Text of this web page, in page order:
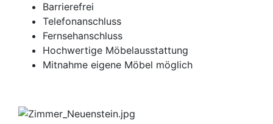
Barrierefrei
Telefonanschluss
Fernsehanschluss
Hochwertige Möbelausstattung
Mitnahme eigene Möbel möglich